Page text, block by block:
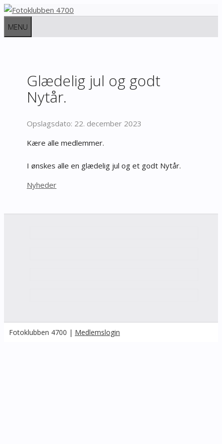
Hop
MENU
Glædelig jul og godt
Nytår.
22. december 2023
Kære alle medlemmer.
I ønskes alle en glædelig jul og et godt Nytår.
Kategorier
Nyheder
Fotoklubben 4700 | Medlemslogin